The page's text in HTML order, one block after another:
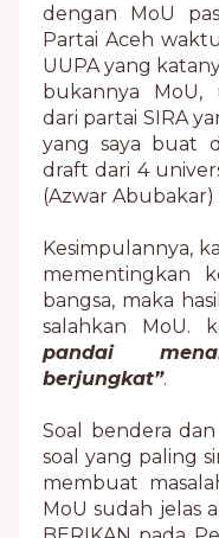
dengan MoU
Partai Aceh
UUPA yang
bukannya MoU,
dari partai SIRA
yang saya buat
draft dari 4
(Azwar
Kesimpulannya,
mementingkan
bangsa, maka
salahkan MoU.
pandai
berjungkat”.
Soal bendera
soal yang paling
membuat
MoU sudah jelas